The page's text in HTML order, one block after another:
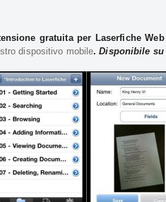
gratuita per Laserfiche
dispositivo mobile.Disponibile su